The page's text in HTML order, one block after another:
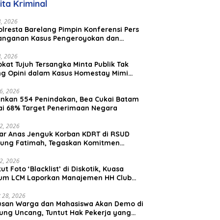
Kriminal
2026
Barelang Pimpin Konferensi Pers
Kasus Pengeroyokan dan
2026
Tujuh Tersangka Minta Publik Tak
Opini dalam Kasus Homestay Mimi
2026
554 Penindakan, Bea Cukai Batam
68% Target Penerimaan Negara
2026
Anas Jenguk Korban KDRT di RSUD
Fatimah, Tegaskan Komitmen
2026
Foto ‘Blacklist’ di Diskotik, Kuasa
LCM Laporkan Manajemen HH Club
28, 2026
Warga dan Mahasiswa Akan Demo di
Uncang, Tuntut Hak Pekerja yang